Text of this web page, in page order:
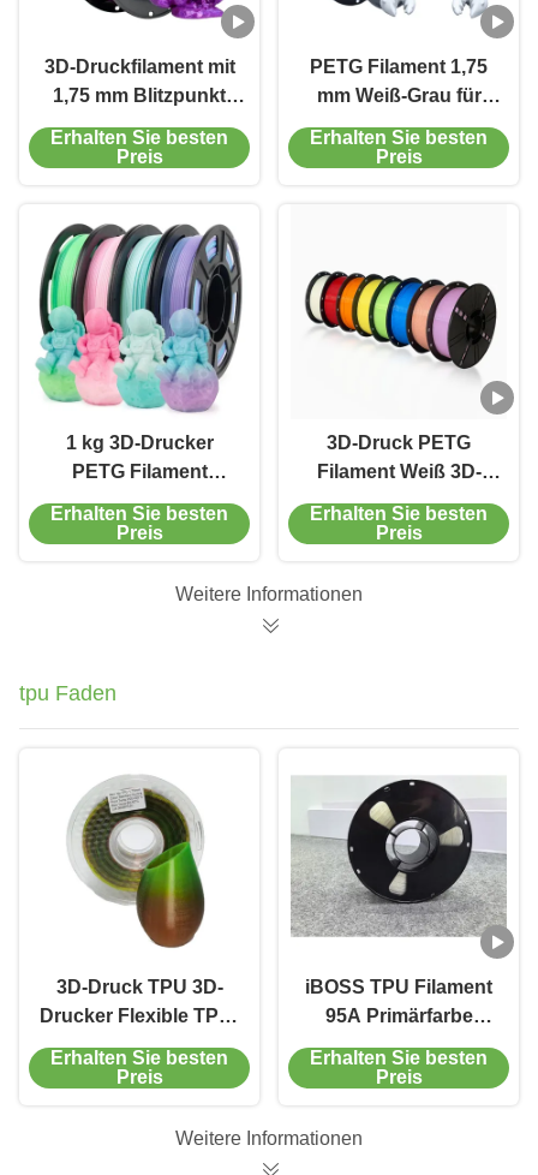
3D-Druckfilament mit
1,75 mm Blitzpunkt
Lila-Rot PETG-
Filament
Erhalten Sie besten
Preis
PETG Filament 1,75
mm Weiß-Grau für
dauerhafte Drucke in
3D-Druckfilamenten
Erhalten Sie besten
Preis
1 kg 3D-Drucker
PETG Filament
Halbtransparent
Gradient Farbe 3D-
Verbrauchsmaterialien
Erhalten Sie besten
Preis
3D-Druck PETG
Filament Weiß 3D-
Drucker Festigkeit für
FDM-Technologie
Erhalten Sie besten
Preis
Weitere Informationen
tpu Faden
3D-Druck TPU 3D-
Drucker Flexible TPU-
Filament mit hohem
Rebound
Erhalten Sie besten
Preis
iBOSS TPU Filament
95A Primärfarbe
1,75mm 1000g 3D-
Druckfilament
Erhalten Sie besten
Preis
Weitere Informationen